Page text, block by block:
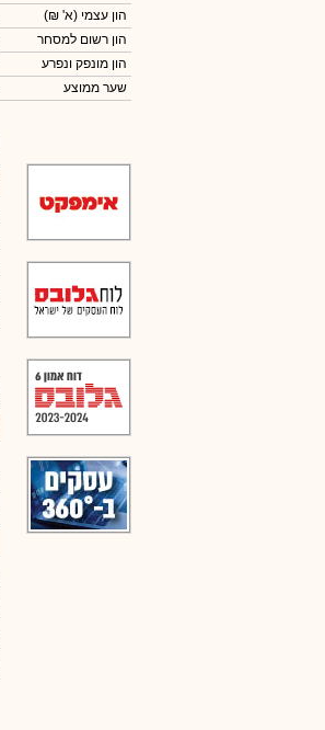
הון עצמי (א' ₪)
הון רשום למסחר
הון מונפק ונפרע
שער ממוצע